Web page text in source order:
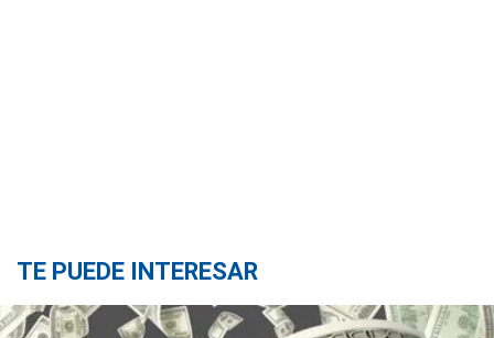
TE PUEDE INTERESAR